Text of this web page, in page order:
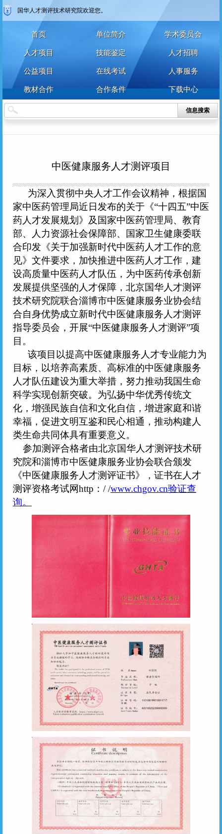
国华人才测评技术研究院欢迎您。
首页 单位简介 学术委员会
人才项目 技能鉴定 人才招聘
公益项目 在线考试 人事服务
教材合作 合作条件 下载中心
信息搜索
中医健康服务人才测评项目
为深入贯彻中央人才工作会议精神，根据国
家中医药管理局近日发布的关于《“十四五”中医
药人才发展规划》及国家中医药管理局、教育
部、人力资源社会保障部、国家卫生健康委联
合印发《关于加强新时代中医药人才工作的意
见》文件要求，加快推进中医药人才工作，建
设高质量中医药人才队伍，为中医药传承创新
发展提供坚强的人才保障，北京国华人才测评
技术研究院联合淄博市中医健康服务业协会结
合自身优势成立新时代中医健康服务人才测评
指导委员会，开展“中医健康服务人才测评”项
目。
该项目以提高中医健康服务人才专业能力为
目标，以培养高素质、高标准的中医健康服务
人才队伍建设为重大举措，努力推动我国生命
科学实现创新突破。为弘扬中华优秀传统文
化，增强民族自信和文化自信，增进家庭和谐
幸福，促进文明互鉴和民心相通，推动构建人
类生命共同体具有重要意义。
参加测评合格者由北京国华人才测评技术研
究院和淄博市中医健康服务业协会联合颁发
《中医健康服务人才测评证书》，证书在人才
测评资格考试网http：/ /www.chgov.cn验证查
询。